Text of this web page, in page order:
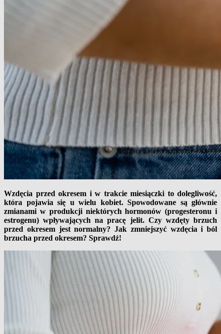
Wzdęcia przed okresem i w trakcie miesiączki to dolegliwość,
która pojawia się u wielu kobiet. Spowodowane są głównie
zmianami w produkcji niektórych hormonów (progesteronu i
estrogenu) wpływających na pracę jelit. Czy wzdęty brzuch
przed okresem jest normalny? Jak zmniejszyć wzdęcia i ból
brzucha przed okresem? Sprawdź!